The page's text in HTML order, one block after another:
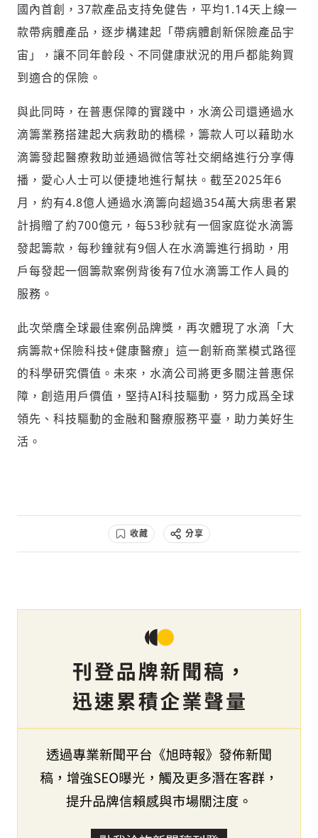
國內首創，37款產品支持免健告，平均1.14天上線一
款帶病體產品，逐步構建起「帶病體創新保險產品宇
宙」，讓不同年齡段、不同健康狀況的用戶都能夠買
到適合的保險。
與此同時，在普惠保障的實踐中，水滴公司還通過水
滴籌業務搭建起大病救助的橋樑，籌款人可以藉助水
滴籌發起醫療救助並通過微信等社交網絡進行分享傳
播，愛心人士可以便捷地進行幫扶。截至2025年6
月，約有4.8億人通過水滴籌向超過354萬大病患者累
計捐贈了約700億元，每53秒就有一個家庭從水滴籌
發起籌款，每秒鐘就有9個人在水滴籌進行捐助，用
戶每發起一個籌款案例背後有7位水滴籌工作人員的
服務。
此次榮膺全球最佳案例品牌獎，再次體現了水滴「大
病籌款+保險科技+健康醫療」這一創新商業模式路徑
的科學研究價值。未來，水滴公司將更多關注普惠保
障，創造用戶價值，堅持AI科技驅動，努力成爲全球
領先、科技驅動的金融和醫療服務平臺，助力美好生
活。
收藏 分享